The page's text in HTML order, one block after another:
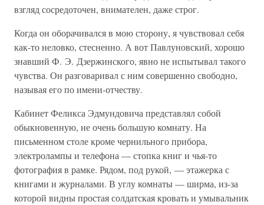
взгляд сосредоточен, внимателен, даже строг.
Когда он оборачивался в мою сторону, я чувствовал себя
как-то неловко, стесненно. А вот Павлуновский, хорошо
знавший Ф. Э. Дзержинского, явно не испытывал такого
чувства. Он разговаривал с ним совершенно свободно,
называя его по имени-отчеству.
Кабинет Феликса Эдмундовича представлял собой
обыкновенную, не очень большую комнату. На
письменном столе кроме чернильного прибора,
электролампы и телефона — стопка книг и чья-то
фотография в рамке. Рядом, под рукой, — этажерка с
книгами и журналами. В углу комнаты — ширма, из-за
которой видны простая солдатская кровать и умывальник